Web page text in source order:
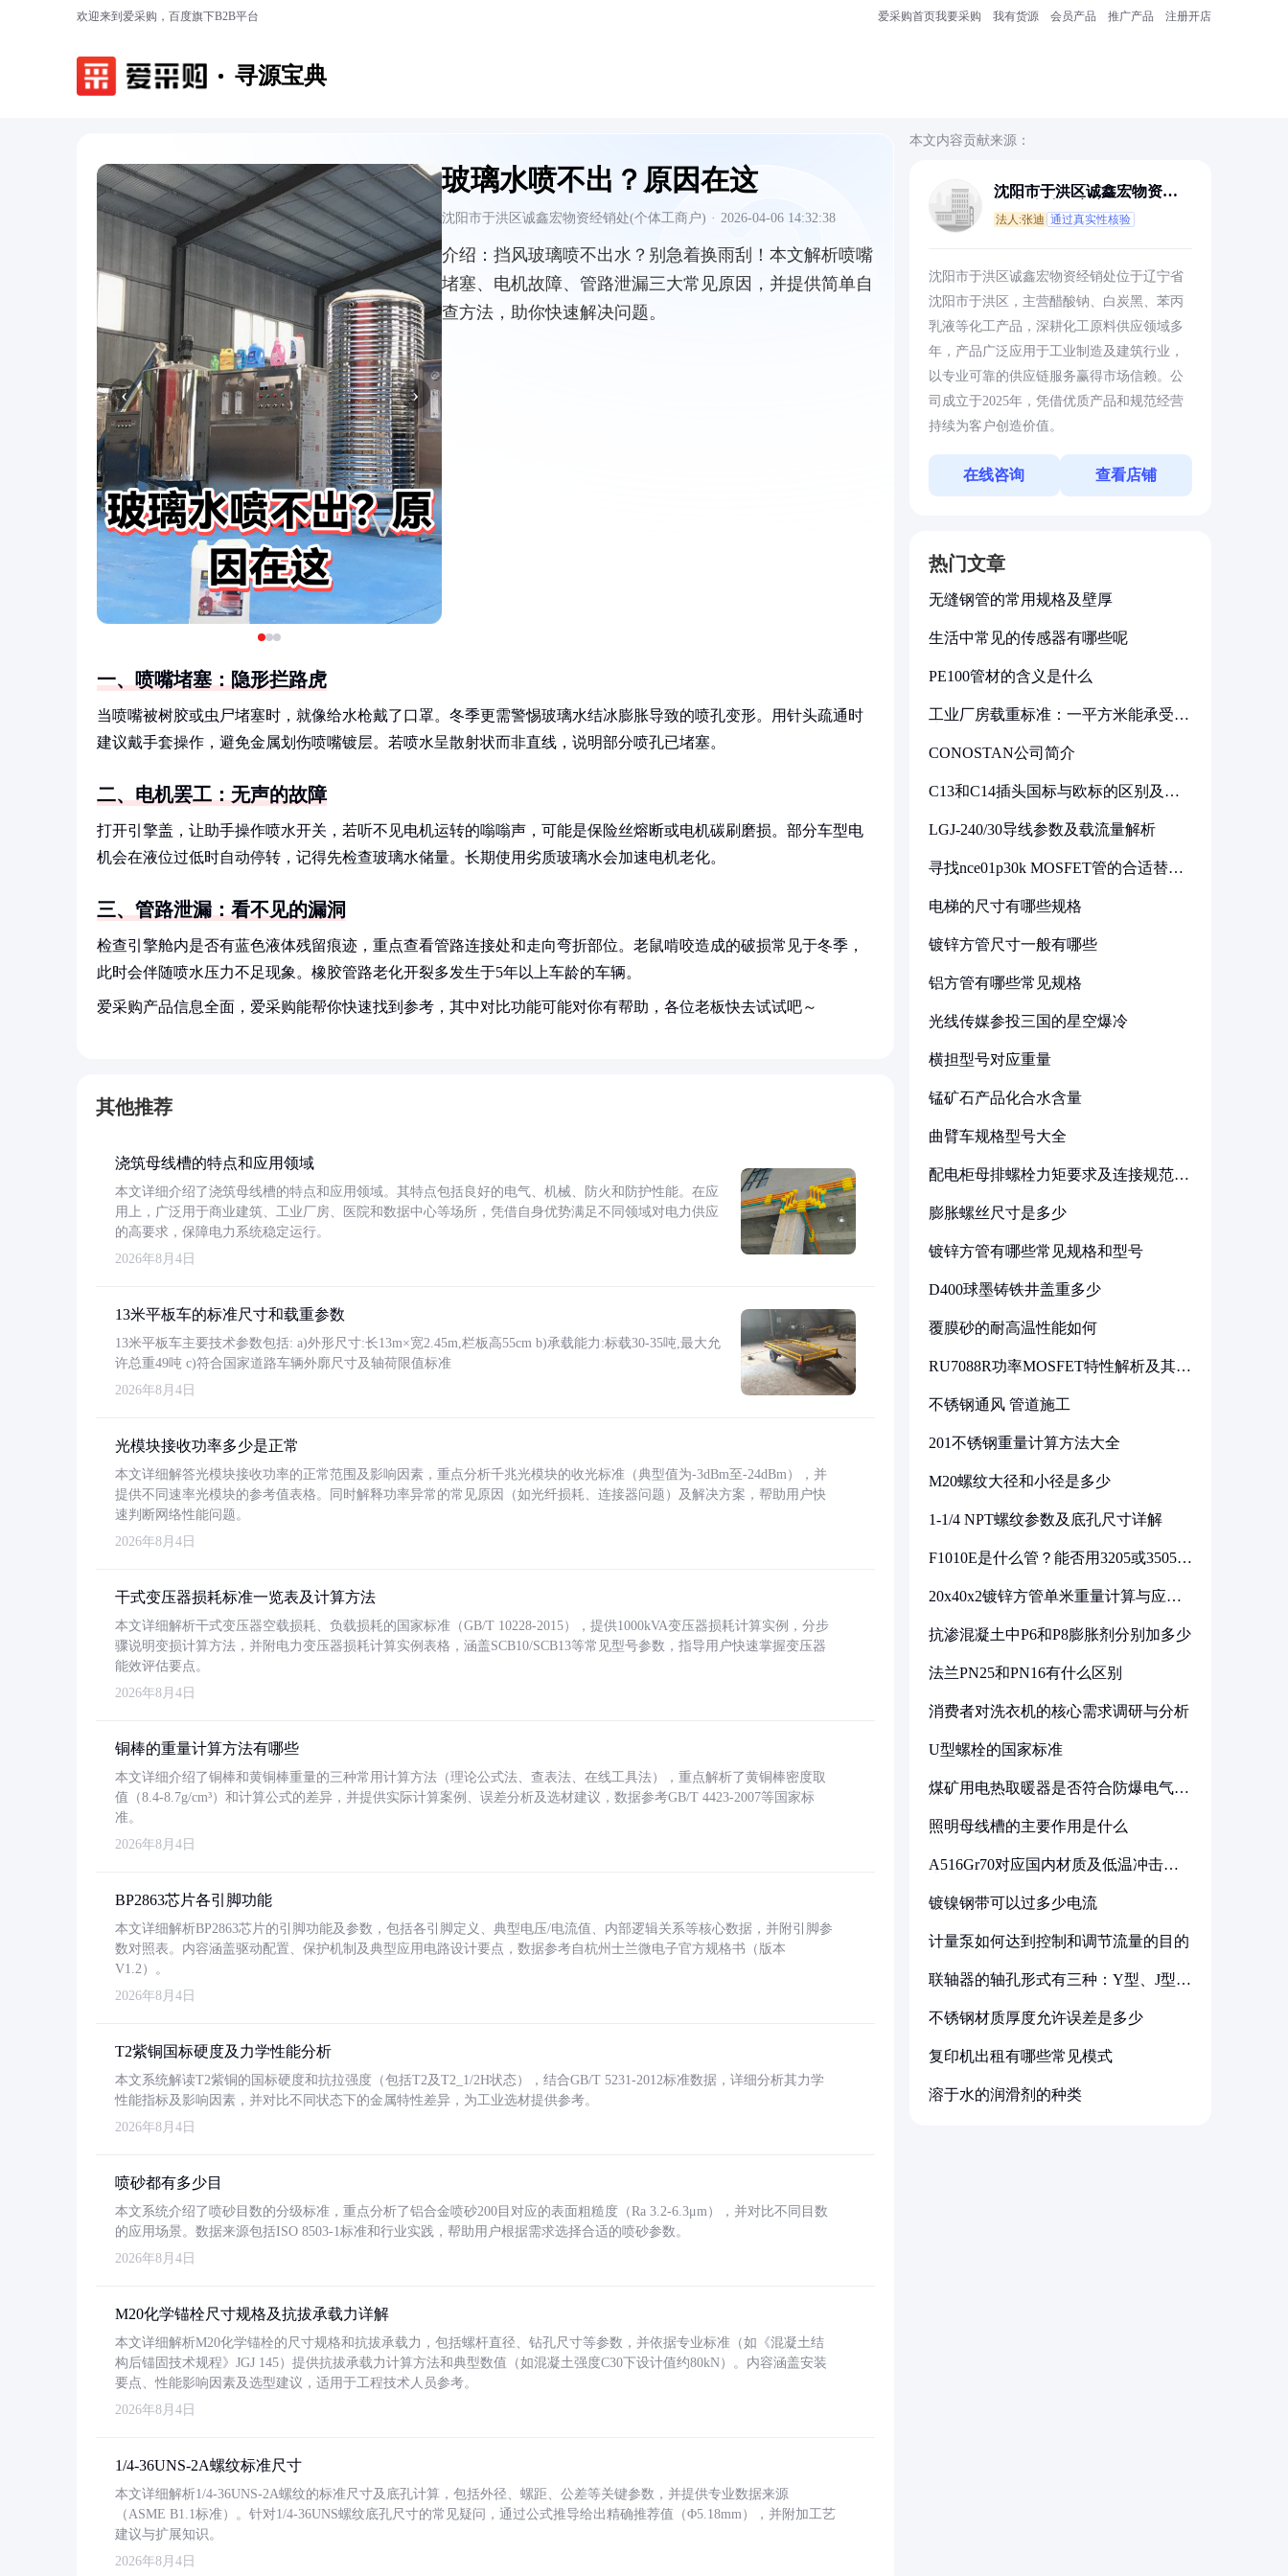
欢迎来到爱采购，百度旗下B2B平台 爱采购首页我要采购 我有货源 会员产品 推广产品 注册开店
寻源宝典
‹ ›
玻璃水喷不出？原因在这
沈阳市于洪区诚鑫宏物资经销处(个体工商户) · 2026-04-06 14:32:38
介绍： 挡风玻璃喷不出水？别急着换雨刮！本文解析喷嘴
堵塞、电机故障、管路泄漏三大常见原因，并提供简单自
查方法，助你快速解决问题。
一、喷嘴堵塞：隐形拦路虎
当喷嘴被树胶或虫尸堵塞时，就像给水枪戴了口罩。冬季更需警惕玻璃水结冰膨胀导致的喷孔变形。用针头疏通时
建议戴手套操作，避免金属划伤喷嘴镀层。若喷水呈散射状而非直线，说明部分喷孔已堵塞。
二、电机罢工：无声的故障
打开引擎盖，让助手操作喷水开关，若听不见电机运转的嗡嗡声，可能是保险丝熔断或电机碳刷磨损。部分车型电
机会在液位过低时自动停转，记得先检查玻璃水储量。长期使用劣质玻璃水会加速电机老化。
三、管路泄漏：看不见的漏洞
检查引擎舱内是否有蓝色液体残留痕迹，重点查看管路连接处和走向弯折部位。老鼠啃咬造成的破损常见于冬季，
此时会伴随喷水压力不足现象。橡胶管路老化开裂多发生于5年以上车龄的车辆。
爱采购产品信息全面，爱采购能帮你快速找到参考，其中对比功能可能对你有帮助，各位老板快去试试吧～
其他推荐
浇筑母线槽的特点和应用领域
本文详细介绍了浇筑母线槽的特点和应用领域。其特点包括良好的电气、机械、防火和防护性能。在应
用上，广泛用于商业建筑、工业厂房、医院和数据中心等场所，凭借自身优势满足不同领域对电力供应
的高要求，保障电力系统稳定运行。
2026年8月4日
13米平板车的标准尺寸和载重参数
13米平板车主要技术参数包括: a)外形尺寸:长13m×宽2.45m,栏板高55cm b)承载能力:标载30-35吨,最大允
许总重49吨 c)符合国家道路车辆外廓尺寸及轴荷限值标准
2026年8月4日
光模块接收功率多少是正常
本文详细解答光模块接收功率的正常范围及影响因素，重点分析千兆光模块的收光标准（典型值为-3dBm至-24dBm），并
提供不同速率光模块的参考值表格。同时解释功率异常的常见原因（如光纤损耗、连接器问题）及解决方案，帮助用户快
速判断网络性能问题。
2026年8月4日
干式变压器损耗标准一览表及计算方法
本文详细解析干式变压器空载损耗、负载损耗的国家标准（GB/T 10228-2015），提供1000kVA变压器损耗计算实例，分步
骤说明变损计算方法，并附电力变压器损耗计算实例表格，涵盖SCB10/SCB13等常见型号参数，指导用户快速掌握变压器
能效评估要点。
2026年8月4日
铜棒的重量计算方法有哪些
本文详细介绍了铜棒和黄铜棒重量的三种常用计算方法（理论公式法、查表法、在线工具法），重点解析了黄铜棒密度取
值（8.4-8.7g/cm³）和计算公式的差异，并提供实际计算案例、误差分析及选材建议，数据参考GB/T 4423-2007等国家标
准。
2026年8月4日
BP2863芯片各引脚功能
本文详细解析BP2863芯片的引脚功能及参数，包括各引脚定义、典型电压/电流值、内部逻辑关系等核心数据，并附引脚参
数对照表。内容涵盖驱动配置、保护机制及典型应用电路设计要点，数据参考自杭州士兰微电子官方规格书（版本
V1.2）。
2026年8月4日
T2紫铜国标硬度及力学性能分析
本文系统解读T2紫铜的国标硬度和抗拉强度（包括T2及T2_1/2H状态），结合GB/T 5231-2012标准数据，详细分析其力学
性能指标及影响因素，并对比不同状态下的金属特性差异，为工业选材提供参考。
2026年8月4日
喷砂都有多少目
本文系统介绍了喷砂目数的分级标准，重点分析了铝合金喷砂200目对应的表面粗糙度（Ra 3.2-6.3μm），并对比不同目数
的应用场景。数据来源包括ISO 8503-1标准和行业实践，帮助用户根据需求选择合适的喷砂参数。
2026年8月4日
M20化学锚栓尺寸规格及抗拔承载力详解
本文详细解析M20化学锚栓的尺寸规格和抗拔承载力，包括螺杆直径、钻孔尺寸等参数，并依据专业标准（如《混凝土结
构后锚固技术规程》JGJ 145）提供抗拔承载力计算方法和典型数值（如混凝土强度C30下设计值约80kN）。内容涵盖安装
要点、性能影响因素及选型建议，适用于工程技术人员参考。
2026年8月4日
1/4-36UNS-2A螺纹标准尺寸
本文详细解析1/4-36UNS-2A螺纹的标准尺寸及底孔计算，包括外径、螺距、公差等关键参数，并提供专业数据来源
（ASME B1.1标准）。针对1/4-36UNS螺纹底孔尺寸的常见疑问，通过公式推导给出精确推荐值（Φ5.18mm），并附加工艺
建议与扩展知识。
2026年8月4日
本文内容贡献来源：
沈阳市于洪区诚鑫宏物资经
法人:张迪 通过真实性核验
沈阳市于洪区诚鑫宏物资经销处位于辽宁省
沈阳市于洪区，主营醋酸钠、白炭黑、苯丙
乳液等化工产品，深耕化工原料供应领域多
年，产品广泛应用于工业制造及建筑行业，
以专业可靠的供应链服务赢得市场信赖。公
司成立于2025年，凭借优质产品和规范经营
持续为客户创造价值。
在线咨询 查看店铺
热门文章
无缝钢管的常用规格及壁厚
生活中常见的传感器有哪些呢
PE100管材的含义是什么
工业厂房载重标准：一平方米能承受多
CONOSTAN公司简介
C13和C14插头国标与欧标的区别及其
LGJ-240/30导线参数及载流量解析
寻找nce01p30k MOSFET管的合适替代
电梯的尺寸有哪些规格
镀锌方管尺寸一般有哪些
铝方管有哪些常见规格
光线传媒参投三国的星空爆冷
横担型号对应重量
锰矿石产品化合水含量
曲臂车规格型号大全
配电柜母排螺栓力矩要求及连接规范详
膨胀螺丝尺寸是多少
镀锌方管有哪些常见规格和型号
D400球墨铸铁井盖重多少
覆膜砂的耐高温性能如何
RU7088R功率MOSFET特性解析及其在
不锈钢通风 管道施工
201不锈钢重量计算方法大全
M20螺纹大径和小径是多少
1-1/4 NPT螺纹参数及底孔尺寸详解
F1010E是什么管？能否用3205或3505代
20x40x2镀锌方管单米重量计算与应用
抗渗混凝土中P6和P8膨胀剂分别加多少
法兰PN25和PN16有什么区别
消费者对洗衣机的核心需求调研与分析
U型螺栓的国家标准
煤矿用电热取暖器是否符合防爆电气设
照明母线槽的主要作用是什么
A516Gr70对应国内材质及低温冲击要
镀镍钢带可以过多少电流
计量泵如何达到控制和调节流量的目的
联轴器的轴孔形式有三种：Y型、J型、
不锈钢材质厚度允许误差是多少
复印机出租有哪些常见模式
溶于水的润滑剂的种类